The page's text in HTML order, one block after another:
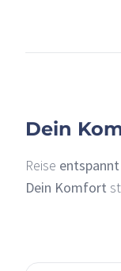
Dein
Reise
Dein Komfort